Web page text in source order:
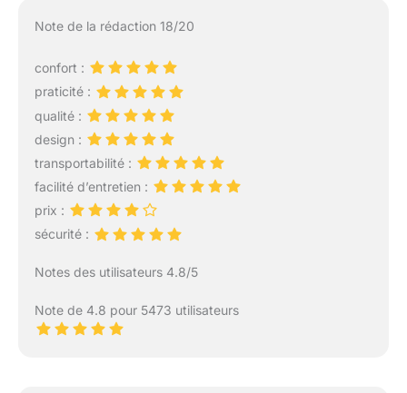
Note de la rédaction 18/20
confort :
praticité :
qualité :
design :
transportabilité :
facilité d’entretien :
prix :
sécurité :
Notes des utilisateurs 4.8/5
Note de 4.8 pour 5473 utilisateurs